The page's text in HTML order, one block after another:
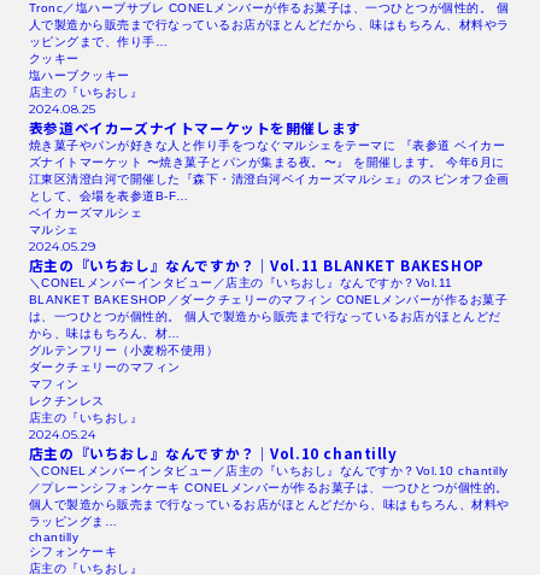
Tronc／塩ハーブサブレ CONELメンバーが作るお菓子は、一つひとつが個性的。 個
人で製造から販売まで行なっているお店がほとんどだから、味はもちろん、材料やラ
ッピングまで、作り手…
クッキー
塩ハーブクッキー
店主の『いちおし』
2024.08.25
表参道ベイカーズナイトマーケットを開催します
焼き菓子やパンが好きな人と作り手をつなぐマルシェをテーマに 『表参道 ベイカー
ズナイトマーケット 〜焼き菓子とパンが集まる夜。〜』 を開催します。 今年6月に
江東区清澄白河で開催した『森下・清澄白河ベイカーズマルシェ』のスピンオフ企画
として、会場を表参道B-F…
ベイカーズマルシェ
マルシェ
2024.05.29
店主の『いちおし』なんですか？｜Vol.11 BLANKET BAKESHOP
＼CONELメンバーインタビュー／店主の『いちおし』なんですか？Vol.11
BLANKET BAKESHOP／ダークチェリーのマフィン CONELメンバーが作るお菓子
は、一つひとつが個性的。 個人で製造から販売まで行なっているお店がほとんどだ
から、味はもちろん、材…
グルテンフリー（小麦粉不使用）
ダークチェリーのマフィン
マフィン
レクチンレス
店主の『いちおし』
2024.05.24
店主の『いちおし』なんですか？｜Vol.10 chantilly
＼CONELメンバーインタビュー／店主の『いちおし』なんですか？Vol.10 chantilly
／プレーンシフォンケーキ CONELメンバーが作るお菓子は、一つひとつが個性的。
個人で製造から販売まで行なっているお店がほとんどだから、味はもちろん、材料や
ラッピングま…
chantilly
シフォンケーキ
店主の『いちおし』